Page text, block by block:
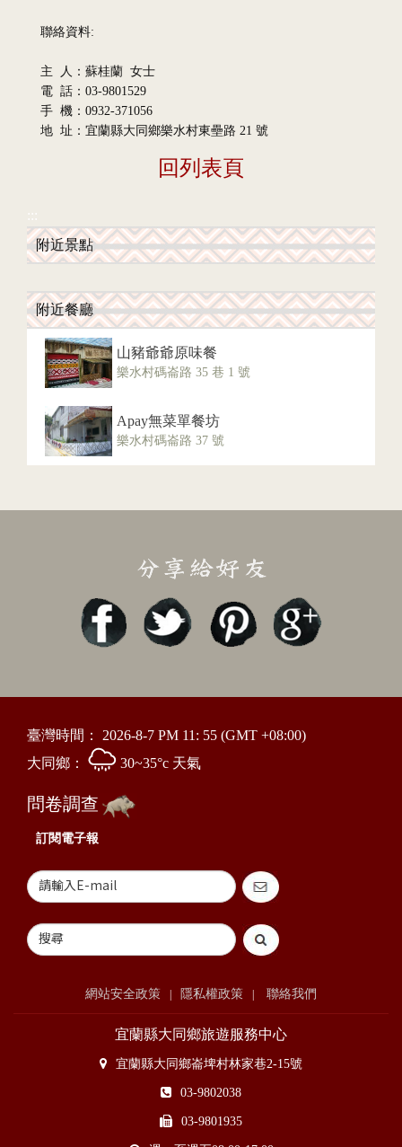
聯絡資料:
主 人：蘇桂蘭 女士
電 話：03-9801529
手 機：0932-371056
地 址：宜蘭縣大同鄉樂水村東壘路 21 號
回列表頁
附近景點
附近餐廳
山豬爺爺原味餐
樂水村碼崙路 35 巷 1 號
Apay無菜單餐坊
樂水村碼崙路 37 號
臺灣時間： 2026-8-7 PM 11: 55 (GMT +08:00)
大同鄉：
30~35°c 天氣
問卷調查
訂閱電子報
網站安全政策 隱私權政策 聯絡我們
宜蘭縣大同鄉旅遊服務中心
宜蘭縣大同鄉崙埤村林家巷2-15號
03-9802038
03-9801935